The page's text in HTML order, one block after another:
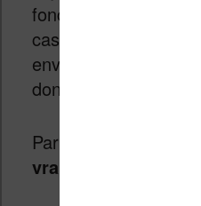
fonctionne bien sur
cas, je n’ai pas noté
environ 3 ans sur
donc pas m’éterniser
Par contre,
vraiment